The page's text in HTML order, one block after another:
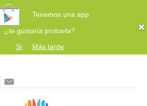
Tenemos una app
¿te gustaría probarla?
Sí
Más tarde